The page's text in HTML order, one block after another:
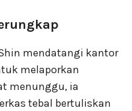
mendatangi kantor
melaporkan
menunggu, ia
tebal bertuliskan